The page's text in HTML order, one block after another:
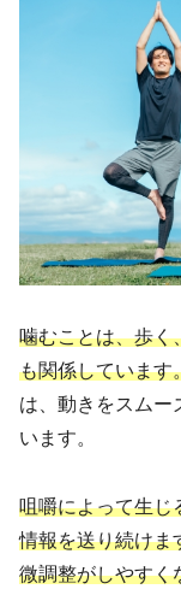
噛むことは、歩く
も関係しています
は、動きをスムー
います。
咀嚼によって生じ
情報を送り続けま
微調整がしやすく